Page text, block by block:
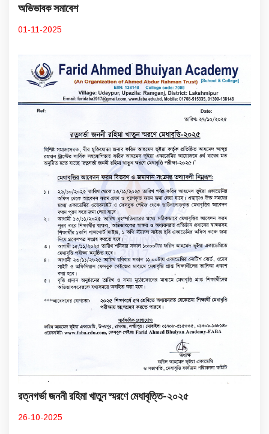
অভিভাবক সমাবেশ
01-11-2025
রত্নগর্ভা জননী রহিমা খাতুন স্মরণে মেধাবৃত্তি-২০২৫
26-10-2025